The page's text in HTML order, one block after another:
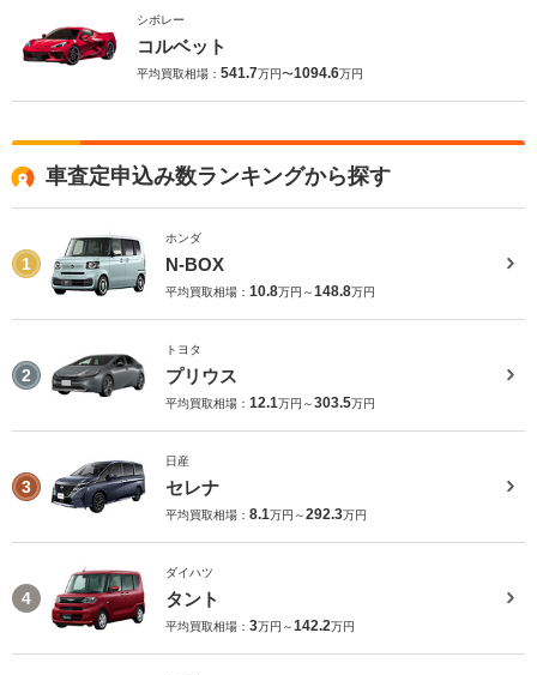
シボレー
コルベット
平均買取相場： 541.7万円〜1094.6万円
車査定申込み数ランキングから探す
1
ホンダ
N-BOX
平均買取相場： 10.8万円～148.8万円
2
トヨタ
プリウス
平均買取相場： 12.1万円～303.5万円
3
日産
セレナ
平均買取相場： 8.1万円～292.3万円
4
ダイハツ
タント
平均買取相場： 3万円～142.2万円